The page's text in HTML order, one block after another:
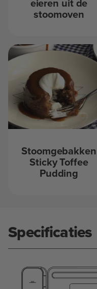
stoomoven
Stoomgebakken
Sticky Toffee
Pudding
Specificaties